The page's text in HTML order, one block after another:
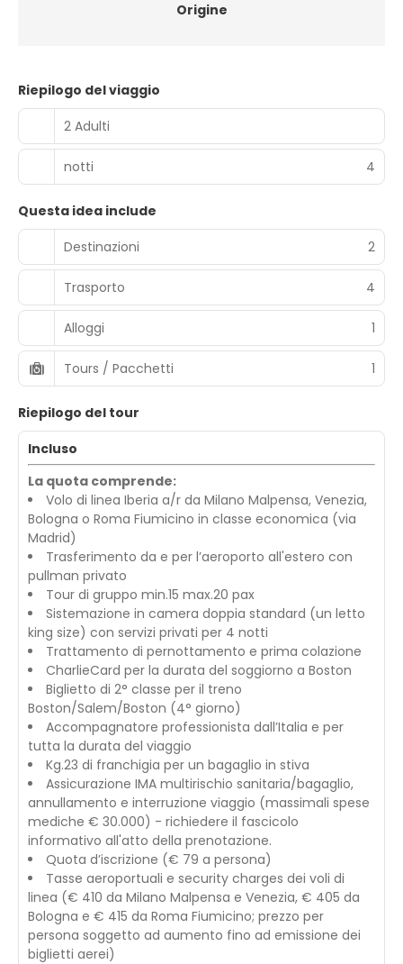
Origine
Riepilogo del viaggio
2 Adulti
notti 4
Questa idea include
Destinazioni
2
Trasporto 4
Alloggi 1
Tours / Pacchetti 1
Riepilogo del tour
Incluso
La quota comprende:
Volo di linea Iberia a/r da Milano Malpensa, Venezia,
Bologna o Roma Fiumicino in classe economica (via
Madrid)
Trasferimento da e per l’aeroporto all'estero con
pullman privato
Tour di gruppo min.15 max.20 pax
Sistemazione in camera doppia standard (un letto
king size) con servizi privati per 4 notti
Trattamento di pernottamento e prima colazione
CharlieCard per la durata del soggiorno a Boston
Biglietto di 2° classe per il treno
Boston/Salem/Boston (4° giorno)
Accompagnatore professionista dall’Italia e per
tutta la durata del viaggio
Kg.23 di franchigia per un bagaglio in stiva
Assicurazione IMA multirischio sanitaria/bagaglio,
annullamento e interruzione viaggio (massimali spese
mediche € 30.000) - richiedere il fascicolo
informativo all'atto della prenotazione.
Quota d’iscrizione (€ 79 a persona)
Tasse aeroportuali e security charges dei voli di
linea (€ 410 da Milano Malpensa e Venezia, € 405 da
Bologna e € 415 da Roma Fiumicino; prezzo per
persona soggetto ad aumento fino ad emissione dei
biglietti aerei)